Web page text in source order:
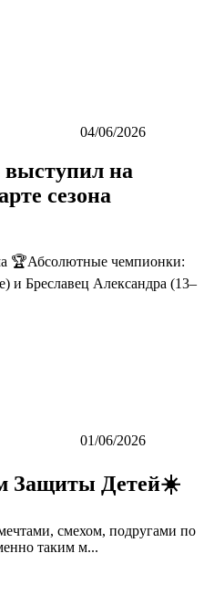
04/06/2026
на
сезона
🏆Абсолютные чемпионки:
Бреславец Александра (13–
01/06/2026
Защиты Детей☀️
смехом, подругами по
таким м...